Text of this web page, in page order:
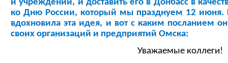
и учреждений, и доставить его в Донбасс в
ко Дню России, который мы празднуем 12 июня.
вдохновила эта идея, и вот с каким посланием
своих организаций и предприятий Омска:
Уважаемые коллеги!